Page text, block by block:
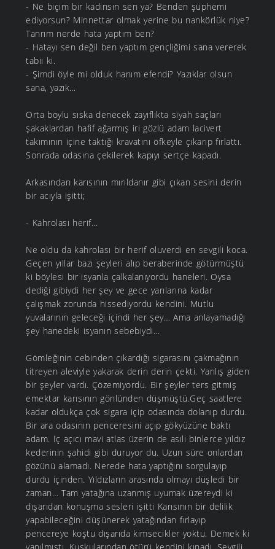
- Ne biçim bir kadınsın sen ya? Benden şüphemi
ediyorsun? Minnettar olmak yerine bu nankörlük niye?
Tanrım nerde hata yaptım ben?
- Hatayı sen değil ben yaptım gençliğimi sana vererek
tabii ki.
- Şimdi öyle mi olduk hanım efendi? Yazıklar olsun
sana, yazık…
Orta boylu sıska denecek zayıflıkta siyah saçları
şakaklardan hafif ağarmış iri gözlü adam lacivert
takımının içine taktığı kravatını öfkeyle çıkarıp fırlattı.
Sonrada odasına çekilerek kapıyı sertçe kapadı.
Arkasından karısının mırıldanır gibi çıkan sesini derin
bir acıyla işitti;
- Kahrolası herif…
Ne oldu da kahrolası bir herif oluverdi en sevgili koca.
Geçen yıllar bazı şeyleri alıp beraberinde götürmüştü
ki böylesi bir isyanla çalkalanıyordu haneleri. Oysa
dediği gibiydi her şey ve gece yarılarına kadar
çalışmak zorunda hissediyordu kendini. Mutlu
yuvalarının geleceği içindi her şey… Ama anlayamadığı
şey hanedeki isyanın sebebiydi…
Gömleğinin cebinden çıkardığı sigarasını çakmağının
titreyen aleviyle yakarak derin derin çekti. Yanlış giden
bir şeyler vardı. Çözemiyordu. Bir şeyler ters gitmiş
emektar karısının gönlünden düşmüştü.Geç saatlere
kadar oldukça çok sigara içip odasında dolanıp durdu.
Bir ara odasının penceresini açıp gökyüzüne baktı
adam. İç açıcı mavi atlas üzerin de asılı binlerce yıldız
kederinin şahidi gibi duruyor du. Uzun süre onlardan
gözünü alamadı. Nerede hata yaptığını sorgulayıp
durdu içinden. Yıldızların arasında olmayı düşledi bir
zaman… Tam yatağına uzanmış uyumak üzereydi ki
dışarıdan konuşma sesleri işitti Karısının bir delilik
yapabileceğini düşünerek yatağından fırlayıp
pencereye koştu dışarıda kimsecikler yoktu. Demek ki